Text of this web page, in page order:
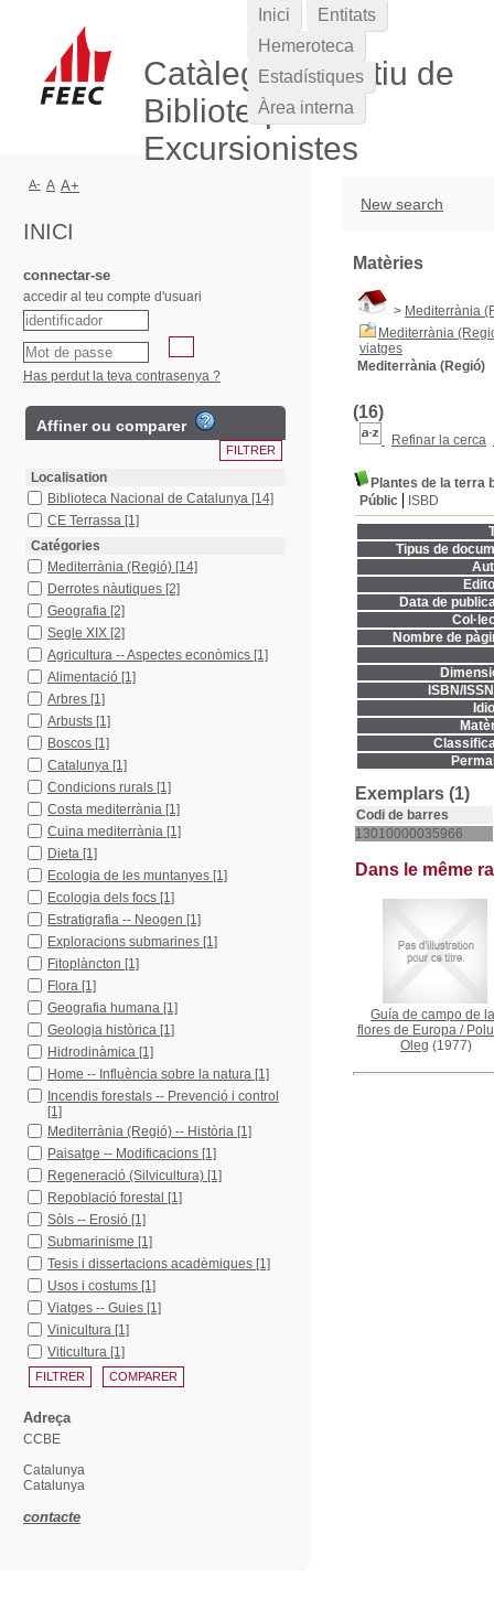
Catàleg Col·lectiu de
Biblioteques
Excursionistes
New search
Matèries
> Mediterrània
Mediterrània
viatges
Mediterrània (Regió)
(16)
Refinar la cerca
Plantes de la terra
Públic
ISBD
Tipus de
Data de
Nombre de
ISBN/
Exemplars (1)
Codi de barres
13010000035966
Dans le même
Guía de campo de
flores de Europa/
Oleg (1977)
Inici
Entitats
Hemeroteca
Estadístiques
Àrea interna
A- A A+
INICI
connectar-se
accedir al teu compte d'usuari
Has perdut la teva contrasenya ?
Affiner ou comparer
Localisation
Biblioteca Nacional de Catalunya [14]
CE Terrassa [1]
Catégories
Mediterrània (Regió) [14]
Derrotes nàutiques [2]
Geografia [2]
Segle XIX [2]
Agricultura -- Aspectes econòmics [1]
Alimentació [1]
Arbres [1]
Arbusts [1]
Boscos [1]
Catalunya [1]
Condicions rurals [1]
Costa mediterrània [1]
Cuina mediterrània [1]
Dieta [1]
Ecologia de les muntanyes [1]
Ecologia dels focs [1]
Estratigrafia -- Neogen [1]
Exploracions submarines [1]
Fitoplàncton [1]
Flora [1]
Geografia humana [1]
Geologia històrica [1]
Hidrodinàmica [1]
Home -- Influència sobre la natura [1]
Incendis forestals -- Prevenció i control
[1]
Mediterrània (Regió) -- Història [1]
Paisatge -- Modificacions [1]
Regeneració (Silvicultura) [1]
Repoblació forestal [1]
Sòls -- Erosió [1]
Submarinisme [1]
Tesis i dissertacions acadèmiques [1]
Usos i costums [1]
Viatges -- Guies [1]
Vinicultura [1]
Viticultura [1]
Adreça
CCBE
Catalunya
Catalunya
contacte